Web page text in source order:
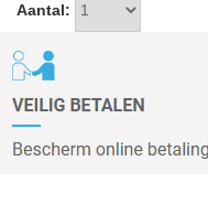
Aantal: